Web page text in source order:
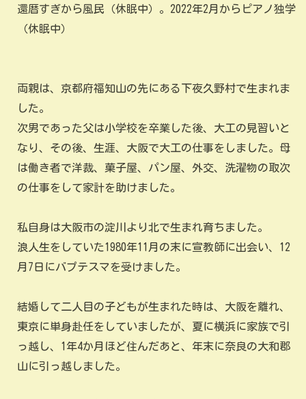
還暦すぎから風民（休眠中）。2022年2月からピアノ独学
（休眠中）
両親は、京都府福知山の先にある下夜久野村で生まれま
した。
次男であった父は小学校を卒業した後、大工の見習いと
なり、その後、生涯、大阪で大工の仕事をしました。母
は働き者で洋裁、菓子屋、パン屋、外交、洗濯物の取次
の仕事をして家計を助けました。
私自身は大阪市の淀川より北で生まれ育ちました。
浪人生をしていた1980年11月の末に宣教師に出会い、12
月7日にバプテスマを受けました。
結婚して二人目の子どもが生まれた時は、大阪を離れ、
東京に単身赴任をしていましたが、夏に横浜に家族で引
っ越し、1年4か月ほど住んだあと、年末に奈良の大和郡
山に引っ越しました。